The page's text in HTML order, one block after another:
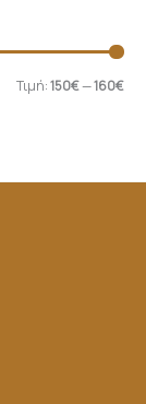
Τιμή:150€—160€